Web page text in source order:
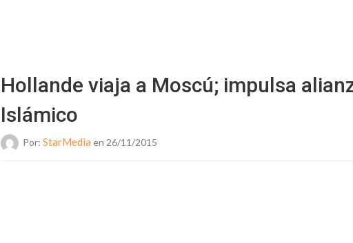
Hollande viaja a Moscú; impulsa
Islámico
Por: StarMedia en 26/11/2015